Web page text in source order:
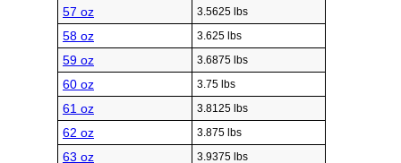
57 oz 3.5625 lbs
58 oz 3.625 lbs
59 oz 3.6875 lbs
60 oz 3.75 lbs
61 oz 3.8125 lbs
62 oz 3.875 lbs
63 oz 3.9375 lbs